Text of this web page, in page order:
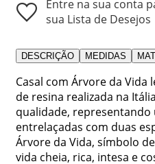
Entre na sua conta
sua Lista de Desejos
DESCRIÇÃO MEDIDAS
Casal com Árvore da
de resina realizada na
qualidade, representando
entrelaçadas com duas
Árvore da Vida, símbolo
vida cheia, rica, intesa e